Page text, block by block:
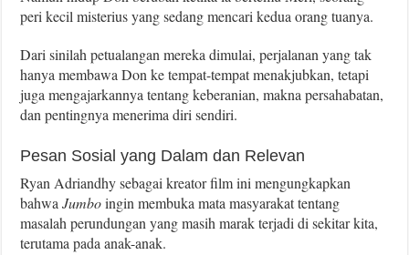
peri kecil misterius yang sedang mencari kedua orang tuanya.
Dari sinilah petualangan mereka dimulai, perjalanan yang tak
hanya membawa Don ke tempat-tempat menakjubkan, tetapi
juga mengajarkannya tentang keberanian, makna persahabatan,
dan pentingnya menerima diri sendiri.
Pesan Sosial yang Dalam dan Relevan
Ryan Adriandhy sebagai kreator film ini mengungkapkan
bahwaJumboingin membuka mata masyarakat tentang
masalah perundungan yang masih marak terjadi di sekitar kita,
terutama pada anak-anak.